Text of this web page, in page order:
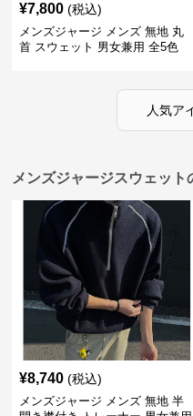
¥7,800 (税込)
メンズジャージ メンズ 無地 丸
首 スウェット 男女兼用 全5色
人気ア
メンズジャージスウェット
¥8,740 (税込)
メンズジャージ メンズ 無地 半